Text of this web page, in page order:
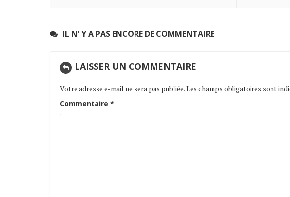
IL N' Y A PAS ENCORE DE COMMENTAIRE
LAISSER UN COMMENTAIRE
Votre adresse e-mail ne sera pas publiée.Les champs obligatoires sont
Commentaire *